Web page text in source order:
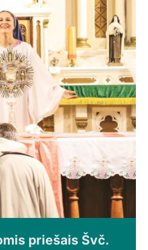
priešais Švč.